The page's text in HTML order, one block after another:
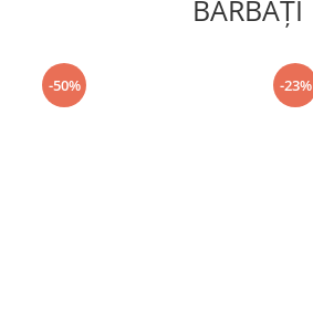
BĂRBAŢI
-50% -23%